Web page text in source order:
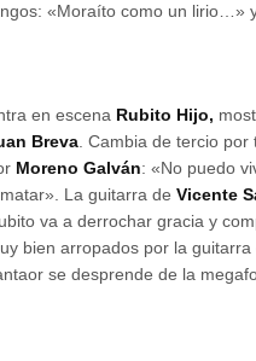
«Moraíto como un lirio…»
en escena Rubito Hijo,
Breva . Cambia de tercio
Moreno Galván: «No puedo
La guitarra deVicente
va a derrochar gracia y
bien arropados por la
se desprende de la